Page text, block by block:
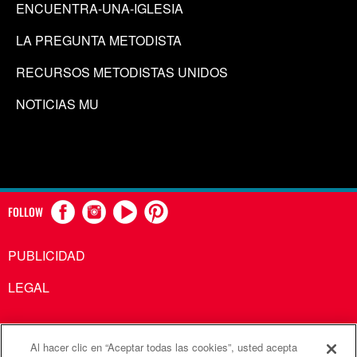
ENCUENTRA-UNA-IGLESIA
LA PREGUNTA METODISTA
RECURSOS METODISTAS UNIDOS
NOTICIAS MU
FOLLOW
PUBLICIDAD
LEGAL
Al hacer clic en “Aceptar todas las cookies”, usted acepta